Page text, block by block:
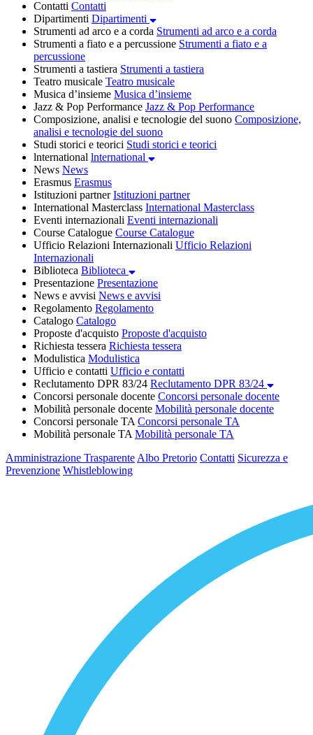
Contatti Contatti
Dipartimenti Dipartimenti
Strumenti ad arco e a corda Strumenti ad arco e a corda
Strumenti a fiato e a percussione Strumenti a fiato e a
percussione
Strumenti a tastiera Strumenti a tastiera
Teatro musicale Teatro musicale
Musica d’insieme Musica d’insieme
Jazz & Pop Performance Jazz & Pop Performance
Composizione, analisi e tecnologie del suono Composizione,
analisi e tecnologie del suono
Studi storici e teorici Studi storici e teorici
lnternational lnternational
News News
Erasmus Erasmus
Istituzioni partner Istituzioni partner
International Masterclass International Masterclass
Eventi internazionali Eventi internazionali
Course Catalogue Course Catalogue
Ufficio Relazioni Internazionali Ufficio Relazioni
Internazionali
Biblioteca Biblioteca
Presentazione Presentazione
News e avvisi News e avvisi
Regolamento Regolamento
Catalogo Catalogo
Proposte d'acquisto Proposte d'acquisto
Richiesta tessera Richiesta tessera
Modulistica Modulistica
Ufficio e contatti Ufficio e contatti
Reclutamento DPR 83/24 Reclutamento DPR 83/24
Concorsi personale docente Concorsi personale docente
Mobilità personale docente Mobilità personale docente
Concorsi personale TA Concorsi personale TA
Mobilità personale TA Mobilità personale TA
Amministrazione Trasparente Albo Pretorio Contatti Sicurezza e
Prevenzione Whistleblowing